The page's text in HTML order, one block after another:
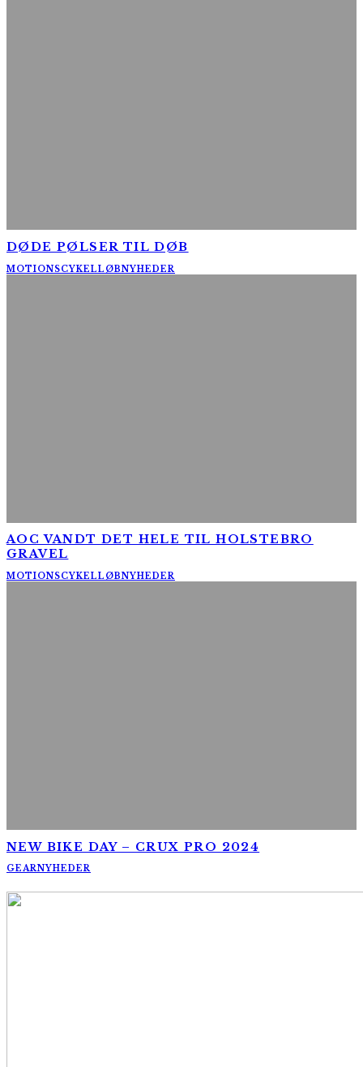
DØDE PØLSER TIL DØB
MOTIONSCYKELLØBNYHEDER
AOC VANDT DET HELE TIL HOLSTEBRO
GRAVEL
MOTIONSCYKELLØBNYHEDER
NEW BIKE DAY – CRUX PRO 2024
GEARNYHEDER